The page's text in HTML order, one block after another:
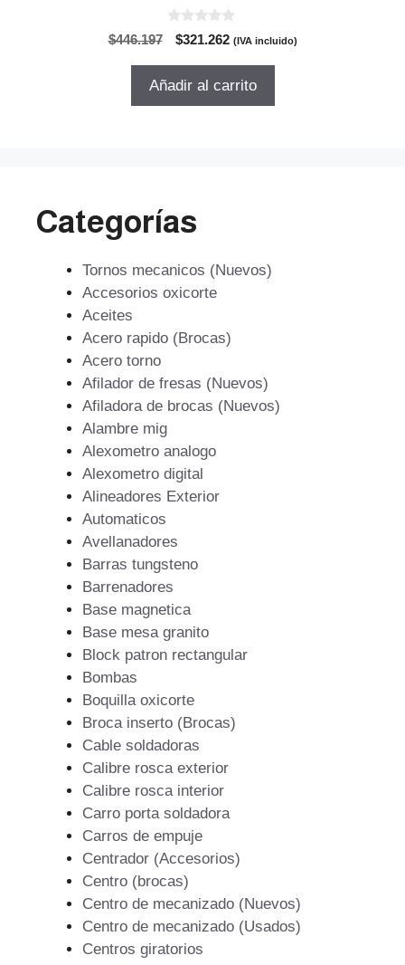
$446.197
El
original
$321.262El
actual
(IVA incluido)
Añadir al carrito
Categorías
Tornos mecanicos (Nuevos)
Accesorios oxicorte
Aceites
Acero rapido (Brocas)
Acero torno
Afilador de fresas (Nuevos)
Afiladora de brocas (Nuevos)
Alambre mig
Alexometro analogo
Alexometro digital
Alineadores Exterior
Automaticos
Avellanadores
Barras tungsteno
Barrenadores
Base magnetica
Base mesa granito
Block patron rectangular
Bombas
Boquilla oxicorte
Broca inserto (Brocas)
Cable soldadoras
Calibre rosca exterior
Calibre rosca interior
Carro porta soldadora
Carros de empuje
Centrador (Accesorios)
Centro (brocas)
Centro de mecanizado (Nuevos)
Centro de mecanizado (Usados)
Centros giratorios